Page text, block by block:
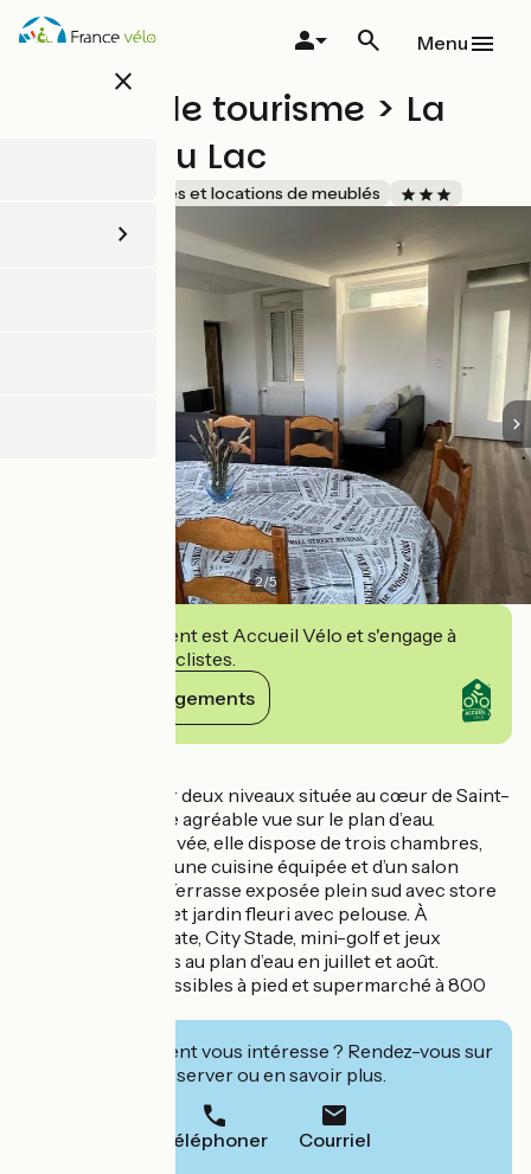
Aller
au
close
Menu
Meublé de tourisme > La
Maison du Lac
Gîtes et locations de meublés
2/5
Cet établissement est Accueil Vélo et s'engage à
accueillir des cyclistes.
Voir ses engagements
Maison de ville sur deux niveaux située au cœur de Saint-
Hilaire, offrant une agréable vue sur le plan d’eau.
Entièrement rénovée, elle dispose de trois chambres,
d’une salle d’eau, d’une cuisine équipée et d’un salon
séjour lumineux. Terrasse exposée plein sud avec store
banne électrique et jardin fleuri avec pelouse. À
proximité immédiate, City Stade, mini-golf et jeux
gonflables gratuits au plan d’eau en juillet et août.
Commerces accessibles à pied et supermarché à 800
Cet établissement vous intéresse ? Rendez-vous sur
leur site pour réserver ou en savoir plus.
Téléphoner Courriel